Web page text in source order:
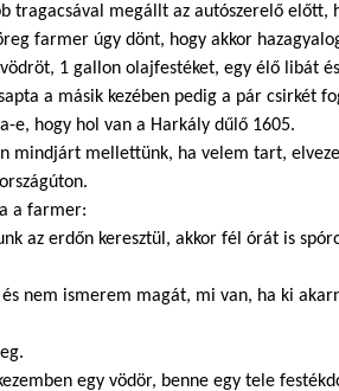
tragacsával megállt az autószerelő előtt,
farmer úgy dönt, hogy akkor
1 gallon olajfestéket, egy élő libát
a másik kezében pedig a pár csirkét
e, hogy hol van a Harkály dűlő 1605.
mindjárt mellettünk, ha velem tart,
a farmer:
az erdőn keresztül, akkor fél órát is
nem ismerem magát, mi van, ha ki
egy vödör, benne egy tele